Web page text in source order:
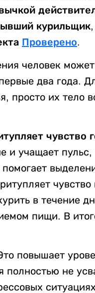
Проверено.
человек
два года.
просто их тело
чувство
и учащает пульс,
в течение
пищи. В
повышает
не